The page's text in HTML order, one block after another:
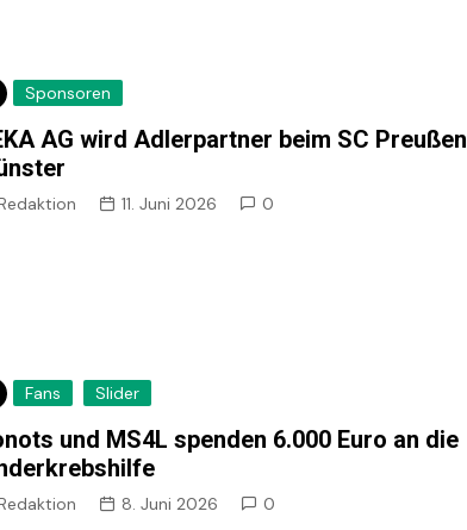
Sponsoren
AG wird Adlerpartner beim SC Preußen
11. Juni 2026 0
Fans Slider
und MS4L spenden 6.000 Euro an die
8. Juni 2026 0